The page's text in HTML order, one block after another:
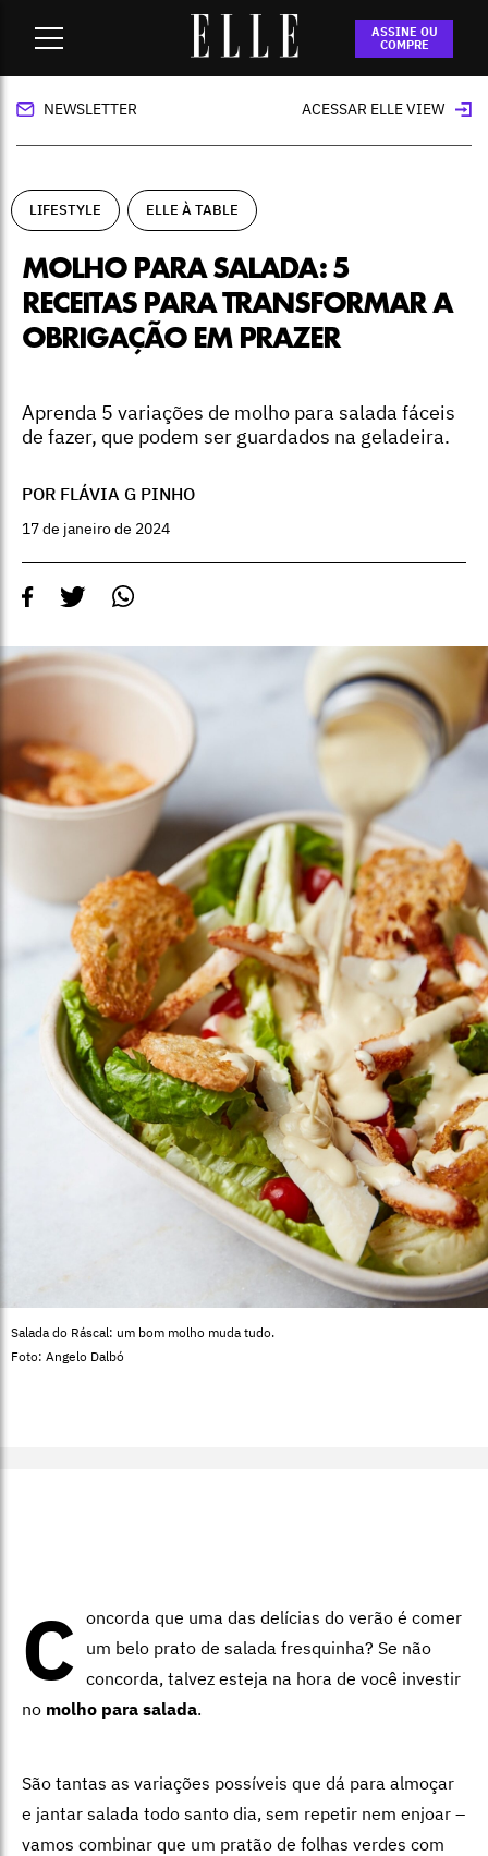
ASSINE OU
COMPRE
Molho para salada: 5 receitas para
transformar a obrigação em prazer
NEWSLETTER ACESSAR ELLE VIEW
LIFESTYLE ELLE À TABLE
MOLHO PARA SALADA: 5
RECEITAS PARA TRANSFORMAR A
OBRIGAÇÃO EM PRAZER
Aprenda 5 variações de molho para salada fáceis
de fazer, que podem ser guardados na geladeira.
POR FLÁVIA G PINHO
17 de janeiro de 2024
Salada do Ráscal: um bom molho muda tudo.
Foto: Angelo Dalbó
C oncorda que uma das delícias do verão é comer
um belo prato de salada fresquinha? Se não
concorda, talvez esteja na hora de você investir
no molho para salada.
São tantas as variações possíveis que dá para almoçar
e jantar salada todo santo dia, sem repetir nem enjoar –
vamos combinar que um pratão de folhas verdes com